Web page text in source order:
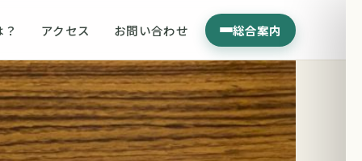
アクセス お問い合わせ 総合案内